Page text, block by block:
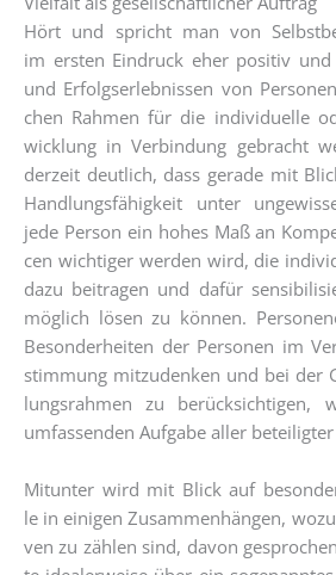
Hört und spricht man von
im ers­ten Ein­druck eher posi­tiv
und Erfolgs­er­leb­nis­sen von
chen Rah­men für die indi­vi­du­el­le
wick­lung in Ver­bin­dung gebracht
der­zeit deut­lich, dass gera­de mit
Hand­lungs­fä­hig­keit unter
jede Per­son ein hohes Maß an
cen wich­ti­ger wer­den wird, die
dazu bei­tra­gen und dafür
mög­lich lösen zu kön­nen.
Beson­der­hei­ten der Per­so­nen im
stim­mung mit­zu­den­ken und bei der
lungs­rah­men zu
umfas­sen­den Auf­ga­be aller
Mit­un­ter wird mit Blick auf
le in eini­gen Zusam­men­hän­gen,
ven zu zäh­len sind, davon